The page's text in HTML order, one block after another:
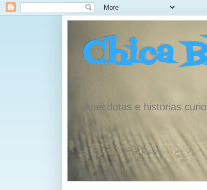
Chica
Anécdotas e historias